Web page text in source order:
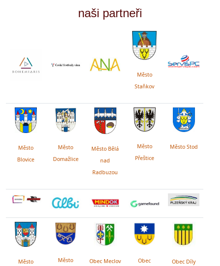
naši partneři
Město
Staňkov
Město
Blovice
Město
Domažlice
Město Bělá
nad
Radbuzou
Město
Přeštice
Město Stod
Město
Město
Obec Meclov
Obec
Obec Díly